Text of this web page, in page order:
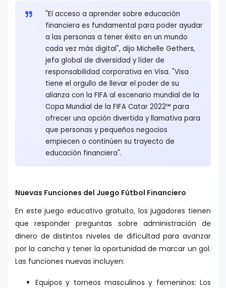
"El acceso a aprender sobre educación
financiera es fundamental para poder ayudar
a las personas a tener éxito en un mundo
cada vez más digital", dijo Michelle Gethers,
jefa global de diversidad y líder de
responsabilidad corporativa en Visa. "Visa
tiene el orgullo de llevar el poder de su
alianza con la FIFA al escenario mundial de la
Copa Mundial de la FIFA Catar 2022™ para
ofrecer una opción divertida y llamativa para
que personas y pequeños negocios
empiecen o continúen su trayecto de
educación financiera".
Nuevas Funciones del Juego Fútbol Financiero
En este juego educativo gratuito, los jugadores tienen
que responder preguntas sobre administración de
dinero de distintos niveles de dificultad para avanzar
por la cancha y tener la oportunidad de marcar un gol.
Las funciones nuevas incluyen:
Equipos y torneos masculinos y femeninos: Los